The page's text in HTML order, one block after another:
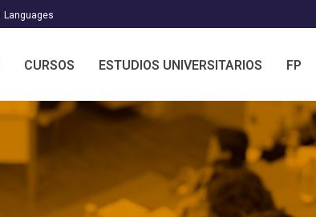
Languages
CURSOS ESTUDIOS UNIVERSITARIOS FP